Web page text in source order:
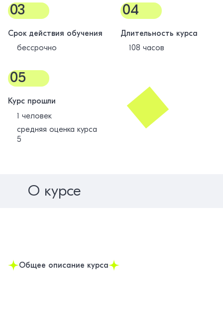
03
Срок действия обучения
бессрочно
04
Длительность курса
108 часов
05
Курс прошли
1 человек
средняя оценка курса
5
О курсе
Общее описание курса